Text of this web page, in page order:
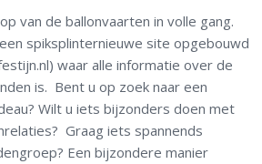
van de ballonvaarten in volle gang.
spiksplinternieuwe site opgebouwd
waar alle informatie over de
is. Bent u op zoek naar een
Wilt u iets bijzonders doen met
Graag iets spannends
Een bijzondere manier